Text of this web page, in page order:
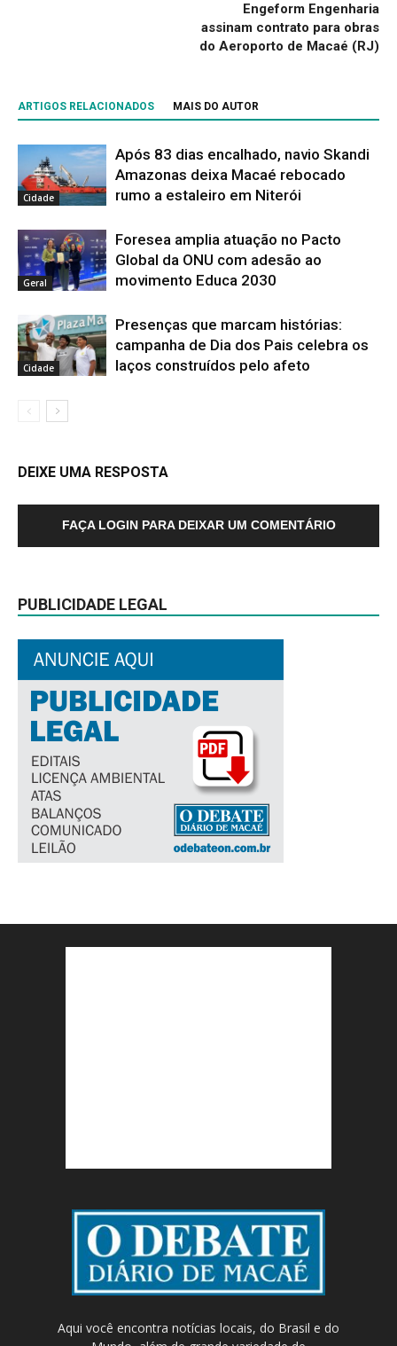
Engeform Engenharia
assinam contrato para obras
do Aeroporto de Macaé (RJ)
ARTIGOS RELACIONADOS MAIS DO AUTOR
Cidade
Após 83 dias encalhado, navio Skandi
Amazonas deixa Macaé rebocado
rumo a estaleiro em Niterói
Geral
Foresea amplia atuação no Pacto
Global da ONU com adesão ao
movimento Educa 2030
Cidade
Presenças que marcam histórias:
campanha de Dia dos Pais celebra os
laços construídos pelo afeto
DEIXE UMA RESPOSTA
FAÇA LOGIN PARA DEIXAR UM COMENTÁRIO
PUBLICIDADE LEGAL
Aqui você encontra notícias locais, do Brasil e do